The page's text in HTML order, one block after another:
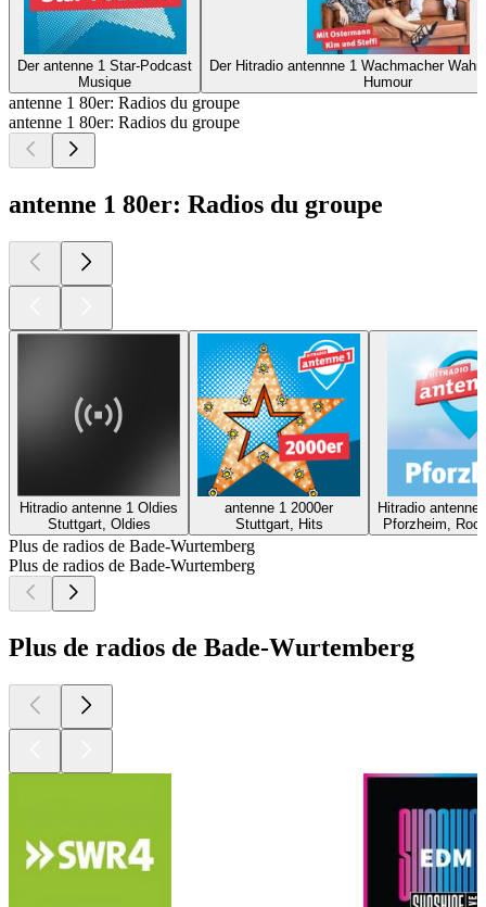
Der antenne 1 Star-Podcast
Musique
Der Hitradio antennne 1 Wachmacher
Humour
antenne 1 80er: Radios du groupe
antenne 1 80er: Radios du groupe
antenne 1 80er: Radios du groupe
Hitradio antenne 1 Oldies
Stuttgart, Oldies
antenne 1 2000er
Stuttgart, Hits
Hitradio antenne
Pforzheim,
Plus de radios de Bade-Wurtemberg
Plus de radios de Bade-Wurtemberg
Plus de radios de Bade-Wurtemberg